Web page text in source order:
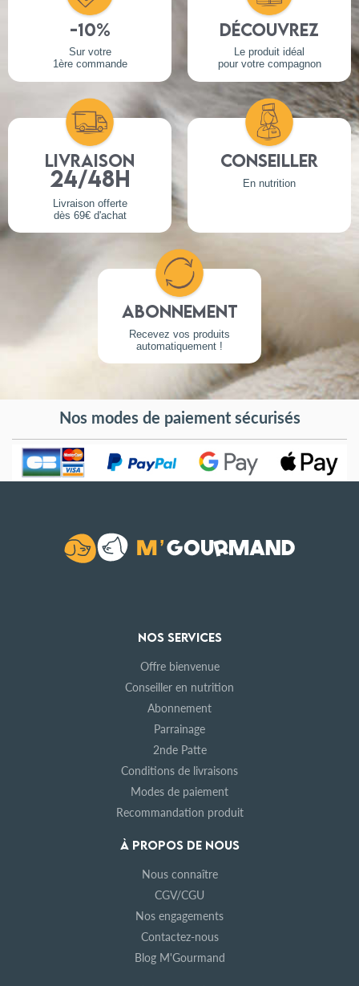
-10%
Sur votre
1ère commande
Découvrez
Le produit idéal
pour votre compagnon
Livraison
24/48h
Livraison offerte
dès 69€ d'achat
Conseiller
En nutrition
Abonnement
Recevez vos produits
automatiquement !
Nos modes de paiement sécurisés
NOS SERVICES
Offre bienvenue
Conseiller en nutrition
Abonnement
Parrainage
2nde Patte
Conditions de livraisons
Modes de paiement
Recommandation produit
À PROPOS DE NOUS
Nous connaître
CGV/CGU
Nos engagements
Contactez-nous
Blog M'Gourmand